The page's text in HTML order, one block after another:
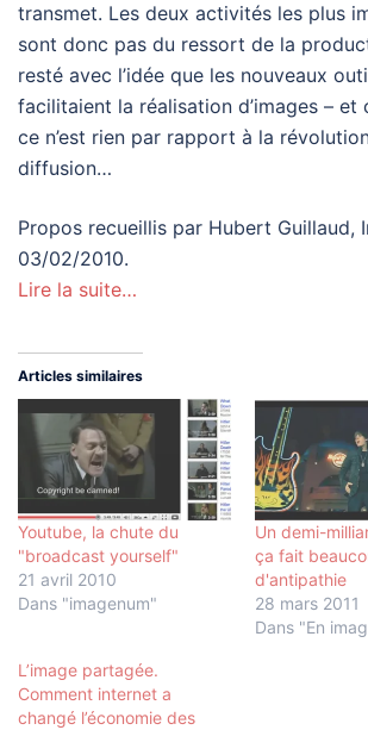
transmet. Les deux activités les plus
sont donc pas du ressort de la
resté avec l’idée que les nouveaux
facilitaient la réalisation d’images – et
ce n’est rien par rapport à la
diffusion…
Propos recueillis par Hubert Guillaud,
03/02/2010.
Lire la suite…
Articles similaires
Youtube, la chute du
"broadcast yourself"
21 avril 2010
Dans "imagenum"
Un demi-
ça fait
d'antipathie
28 mars 2011
Dans "En
L’image partagée.
Comment internet a
changé l’économie des